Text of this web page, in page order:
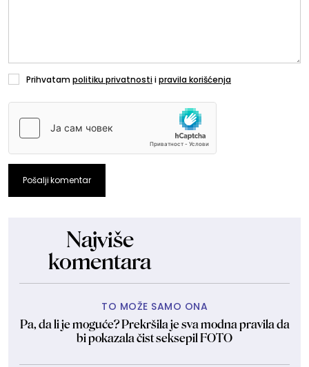
Prihvatampolitiku privatnostiipravila korišćenja
Pošalji komentar
Najviše
komentara
TO MOŽE SAMO ONA
Pa, da li je moguće? Prekršila je sva modna pravila da
bi pokazala čist seksepil FOTO